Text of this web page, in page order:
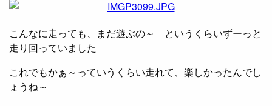
こんなに走っても、まだ遊ぶの～
というくらいずーっと
走り回っていました
これでもかぁ～っていうくらい走れて、楽しかったんでし
ょうね～